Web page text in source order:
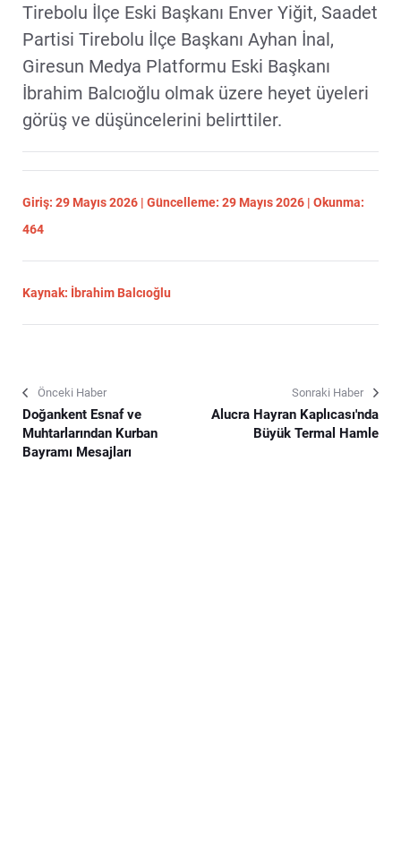
Tirebolu İlçe Eski Başkanı Enver Yiğit, Saadet
Partisi Tirebolu İlçe Başkanı Ayhan İnal,
Giresun Medya Platformu Eski Başkanı
İbrahim Balcıoğlu olmak üzere heyet üyeleri
görüş ve düşüncelerini belirttiler.
Giriş: 29 Mayıs 2026 | Güncelleme: 29 Mayıs 2026 | Okunma:
464
Kaynak: İbrahim Balcıoğlu
Önceki Haber
Doğankent Esnaf ve
Muhtarlarından Kurban
Bayramı Mesajları
Sonraki Haber
Alucra Hayran Kaplıcası'nda
Büyük Termal Hamle